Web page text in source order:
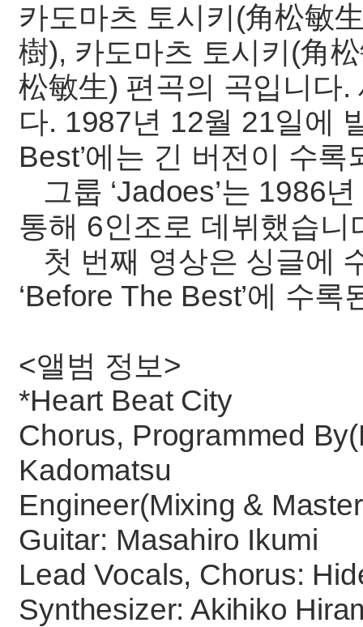
카도마츠 토시키(角松敏
樹), 카도마츠 토시키(角
松敏生) 편곡의 곡입니다
다. 1987년 12월 21일에
Best’에는 긴 버전이 수록
그룹 ‘Jadoes’는 1986
통해 6인조로 데뷔했습니
첫 번째 영상은 싱글에
‘Before The Best’에 수
<앨범 정보>
*Heart Beat City
Chorus, Programmed
Kadomatsu
Engineer(Mixing &
Guitar: Masahiro Ikumi
Lead Vocals, Chorus:
Synthesizer: Akihiko